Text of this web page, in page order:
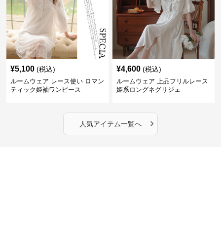
¥5,100 (税込)
ルームウェア レース使い ロマン
ティック姫袖ワンピース
¥4,600 (税込)
ルームウェア 上品フリルレース
姫系ロングネグリジェ
人気アイテム一覧へ ›